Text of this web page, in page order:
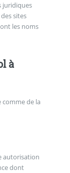
juridiques
sites
les noms
à
comme de la
autorisation
dont